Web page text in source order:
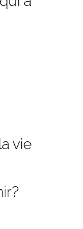
vie